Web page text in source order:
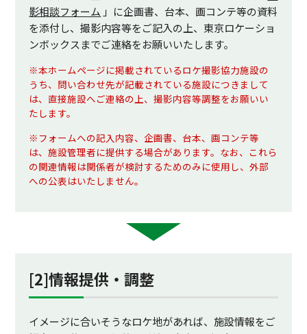
影相談フォーム 」に企画書、台本、画コンテ等の資料
を添付し、撮影内容等をご記入の上、東京ロケーショ
ンボックスまでご連絡をお願いいたします。
※本ホームページに掲載されているロケ撮影協力施設の
うち、問い合わせ先が記載されている施設につきまして
は、直接施設へご連絡の上、撮影内容等調整をお願いい
たします。
※フォームへの記入内容、企画書、台本、画コンテ等
は、施設管理者に提供する場合があります。なお、これら
の関連情報は関係者が検討するためのみに使用し、外部
への公表はいたしません。
[2]情報提供・調整
イメージに合いそうなロケ地があれば、施設情報をご